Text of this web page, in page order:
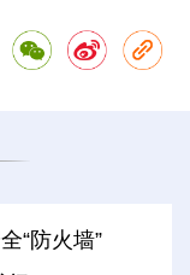
“防火墙”